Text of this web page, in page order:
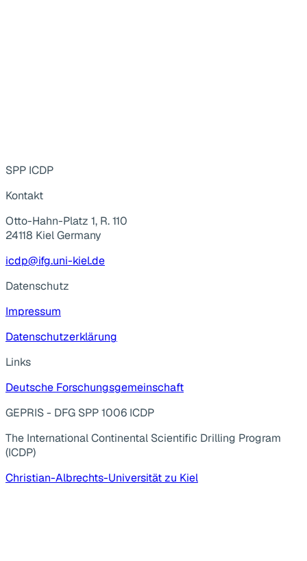
SPP ICDP
Kontakt
Otto-Hahn-Platz 1, R. 110
24118 Kiel Germany
icdp@ifg.uni-kiel.de
Datenschutz
Impressum
Datenschutzerklärung
Links
Deutsche Forschungsgemeinschaft
GEPRIS - DFG SPP 1006 ICDP
The International Continental Scientific Drilling Program
(ICDP)
Christian-Albrechts-Universität zu Kiel